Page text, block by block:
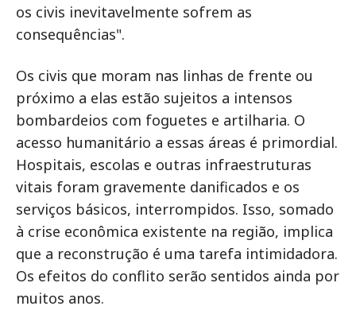
os civis inevitavelmente sofrem as
consequências".
Os civis que moram nas linhas de frente ou
próximo a elas estão sujeitos a intensos
bombardeios com foguetes e artilharia. O
acesso humanitário a essas áreas é primordial.
Hospitais, escolas e outras infraestruturas
vitais foram gravemente danificados e os
serviços básicos, interrompidos. Isso, somado
à crise econômica existente na região, implica
que a reconstrução é uma tarefa intimidadora.
Os efeitos do conflito serão sentidos ainda por
muitos anos.